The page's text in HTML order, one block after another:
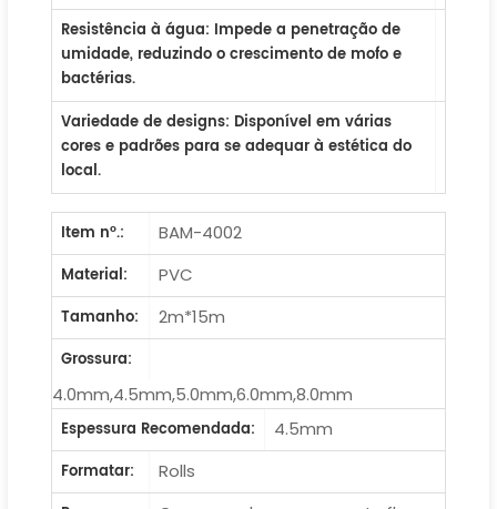
Resistência à água: Impede a penetração de
umidade, reduzindo o crescimento de mofo e
bactérias.
Variedade de designs: Disponível em várias
cores e padrões para se adequar à estética do
local.
Item nº.:
BAM-4002
Material:
PVC
Tamanho:
2m*15m
Grossura:
4.0mm,4.5mm,5.0mm,6.0mm,8.0mm
Espessura Recomendada:
4.5mm
Formatar:
Rolls